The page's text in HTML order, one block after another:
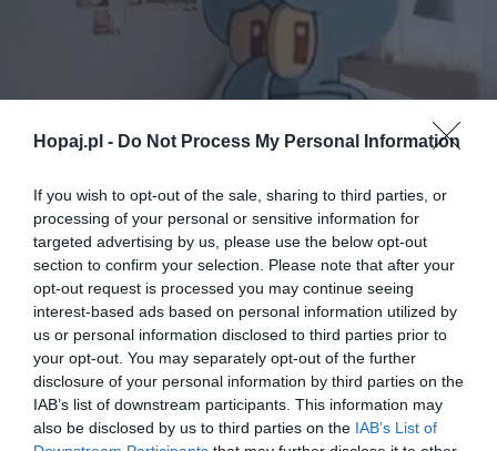
Hopaj.pl - Do Not Process My Personal Information
If you wish to opt-out of the sale, sharing to third parties, or
processing of your personal or sensitive information for
targeted advertising by us, please use the below opt-out
section to confirm your selection. Please note that after your
opt-out request is processed you may continue seeing
interest-based ads based on personal information utilized by
us or personal information disclosed to third parties prior to
your opt-out. You may separately opt-out of the further
disclosure of your personal information by third parties on the
IAB’s list of downstream participants. This information may
also be disclosed by us to third parties on the IAB’s List of
36
Kopiuj link
Komentuj Dodaj do ulubionych Dodaj do przyjaciół